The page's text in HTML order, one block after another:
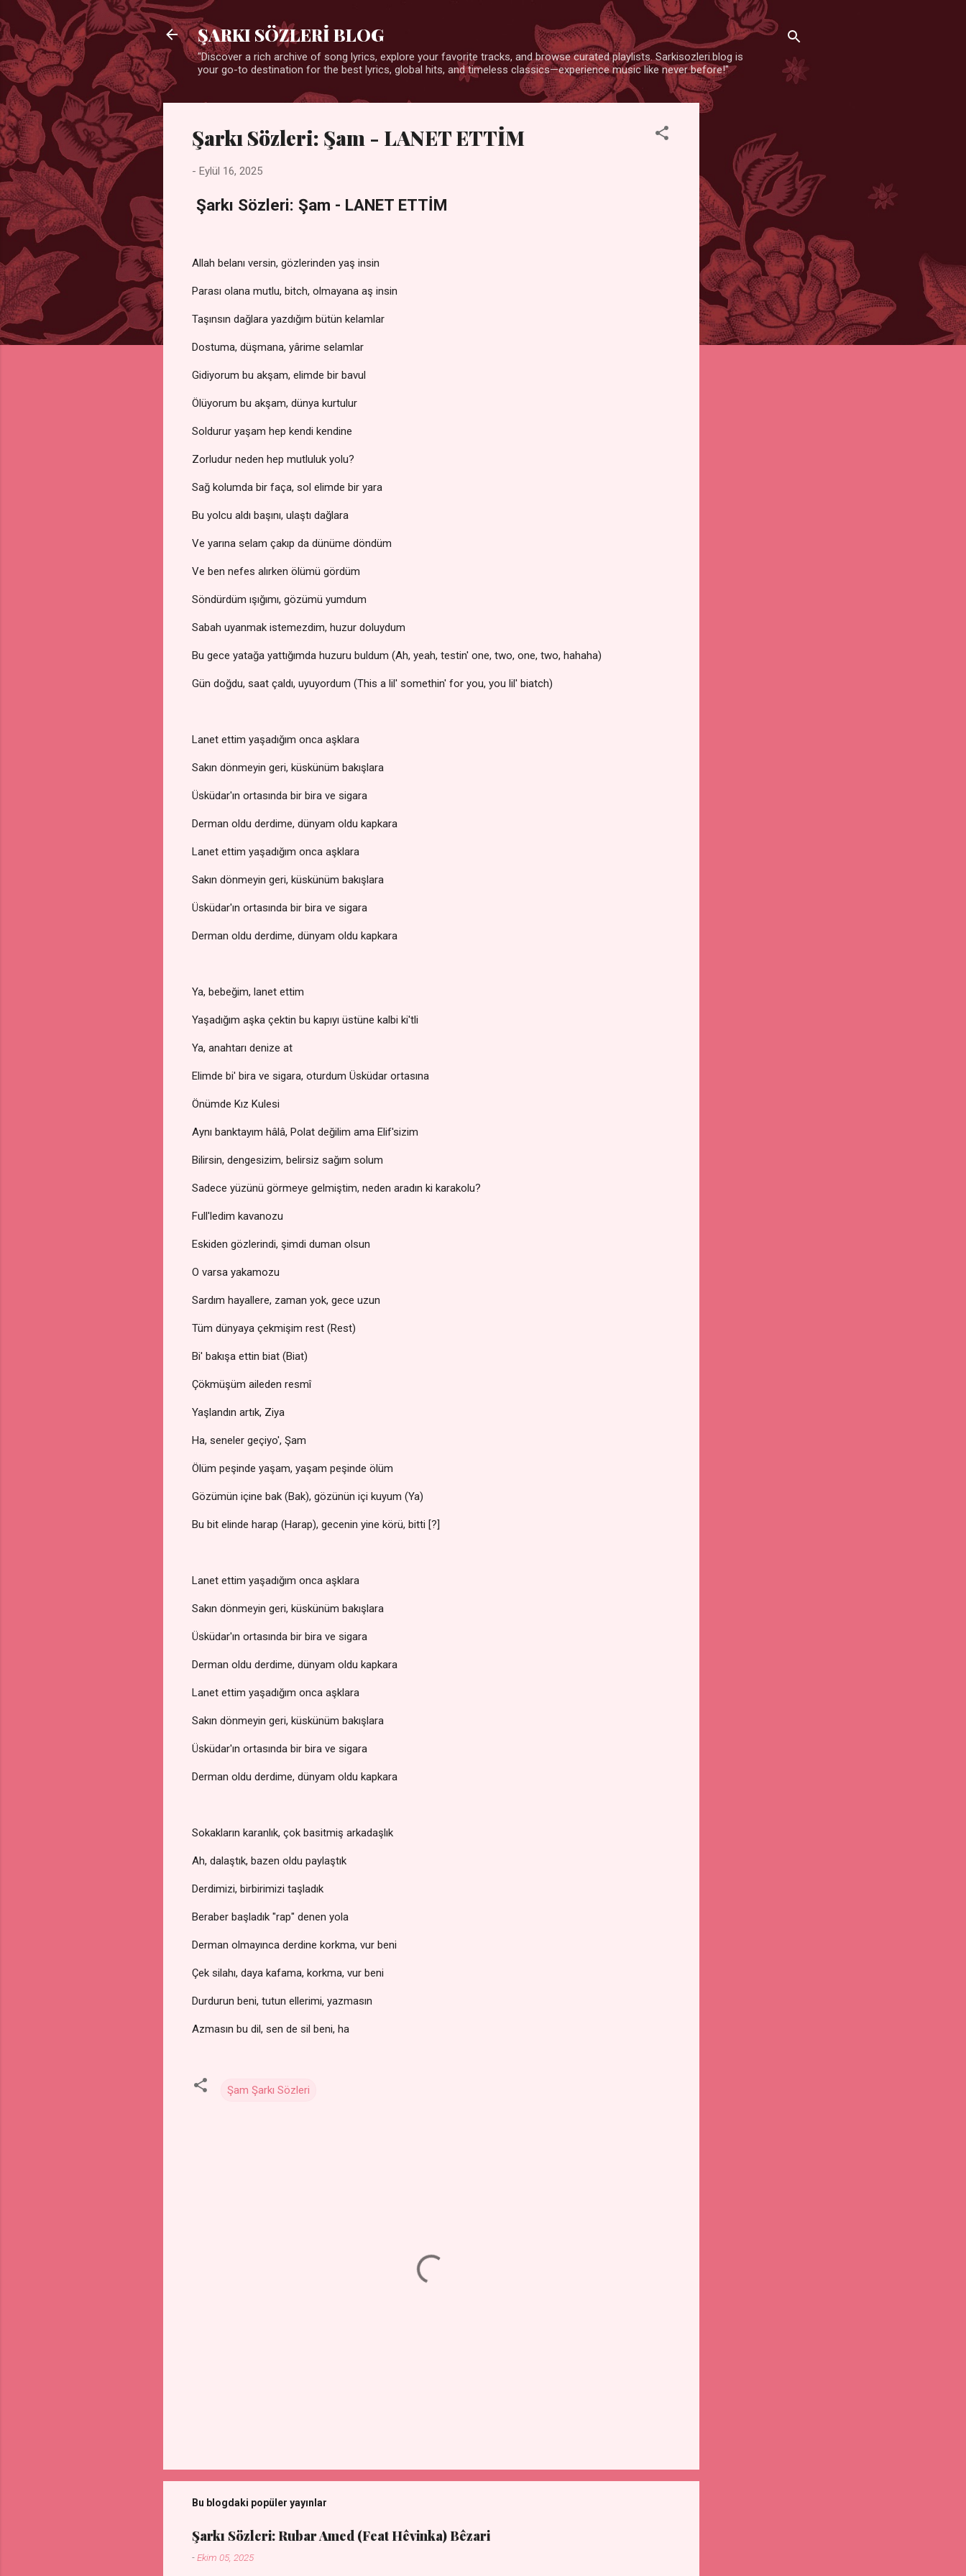
ŞARKI SÖZLERİ BLOG
"Discover a rich archive of song lyrics, explore your favorite tracks, and browse curated playlists. Sarkisozleri.blog is
your go-to destination for the best lyrics, global hits, and timeless classics—experience music like never before!"
Şarkı Sözleri: Şam - LANET ETTİM
- Eylül 16, 2025
Şarkı Sözleri: Şam - LANET ETTİM
Allah belanı versin, gözlerinden yaş insin
Parası olana mutlu, bitch, olmayana aş insin
Taşınsın dağlara yazdığım bütün kelamlar
Dostuma, düşmana, yârime selamlar
Gidiyorum bu akşam, elimde bir bavul
Ölüyorum bu akşam, dünya kurtulur
Soldurur yaşam hep kendi kendine
Zorludur neden hep mutluluk yolu?
Sağ kolumda bir faça, sol elimde bir yara
Bu yolcu aldı başını, ulaştı dağlara
Ve yarına selam çakıp da dünüme döndüm
Ve ben nefes alırken ölümü gördüm
Söndürdüm ışığımı, gözümü yumdum
Sabah uyanmak istemezdim, huzur doluydum
Bu gece yatağa yattığımda huzuru buldum (Ah, yeah, testin' one, two, one, two, hahaha)
Gün doğdu, saat çaldı, uyuyordum (This a lil' somethin' for you, you lil' biatch)
Lanet ettim yaşadığım onca aşklara
Sakın dönmeyin geri, küskünüm bakışlara
Üsküdar'ın ortasında bir bira ve sigara
Derman oldu derdime, dünyam oldu kapkara
Lanet ettim yaşadığım onca aşklara
Sakın dönmeyin geri, küskünüm bakışlara
Üsküdar'ın ortasında bir bira ve sigara
Derman oldu derdime, dünyam oldu kapkara
Ya, bebeğim, lanet ettim
Yaşadığım aşka çektin bu kapıyı üstüne kalbi ki'tli
Ya, anahtarı denize at
Elimde bi' bira ve sigara, oturdum Üsküdar ortasına
Önümde Kız Kulesi
Aynı banktayım hâlâ, Polat değilim ama Elif'sizim
Bilirsin, dengesizim, belirsiz sağım solum
Sadece yüzünü görmeye gelmiştim, neden aradın ki karakolu?
Full'ledim kavanozu
Eskiden gözlerindi, şimdi duman olsun
O varsa yakamozu
Sardım hayallere, zaman yok, gece uzun
Tüm dünyaya çekmişim rest (Rest)
Bi' bakışa ettin biat (Biat)
Çökmüşüm aileden resmî
Yaşlandın artık, Ziya
Ha, seneler geçiyo', Şam
Ölüm peşinde yaşam, yaşam peşinde ölüm
Gözümün içine bak (Bak), gözünün içi kuyum (Ya)
Bu bit elinde harap (Harap), gecenin yine körü, bitti [?]
Lanet ettim yaşadığım onca aşklara
Sakın dönmeyin geri, küskünüm bakışlara
Üsküdar'ın ortasında bir bira ve sigara
Derman oldu derdime, dünyam oldu kapkara
Lanet ettim yaşadığım onca aşklara
Sakın dönmeyin geri, küskünüm bakışlara
Üsküdar'ın ortasında bir bira ve sigara
Derman oldu derdime, dünyam oldu kapkara
Sokakların karanlık, çok basitmiş arkadaşlık
Ah, dalaştık, bazen oldu paylaştık
Derdimizi, birbirimizi taşladık
Beraber başladık "rap" denen yola
Derman olmayınca derdine korkma, vur beni
Çek silahı, daya kafama, korkma, vur beni
Durdurun beni, tutun ellerimi, yazmasın
Azmasın bu dil, sen de sil beni, ha
Şam Şarkı Sözleri
Bu blogdaki popüler yayınlar
Şarkı Sözleri: Rubar Amed (Feat Hêvinka) Bêzari
-Ekim 05, 2025